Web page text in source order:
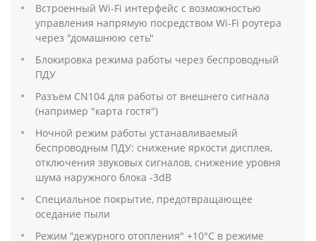
Встроенный Wi-Fi интерфейс с возможностью
управления напрямую посредством Wi-Fi роутера
через "домашнюю сеть"
Блокировка режима работы через беспроводный
ПДУ
Разъем CN104 для работы от внешнего сигнала
(например "карта гостя")
Ночной режим работы устанавливаемый
беспроводным ПДУ: снижение яркости дисплея,
отключения звуковых сигналов, снижение уровня
шума наружного блока -3dB
Специальное покрытие, предотвращающее
оседание пыли
Режим "дежурного отопления" +10°С в режиме